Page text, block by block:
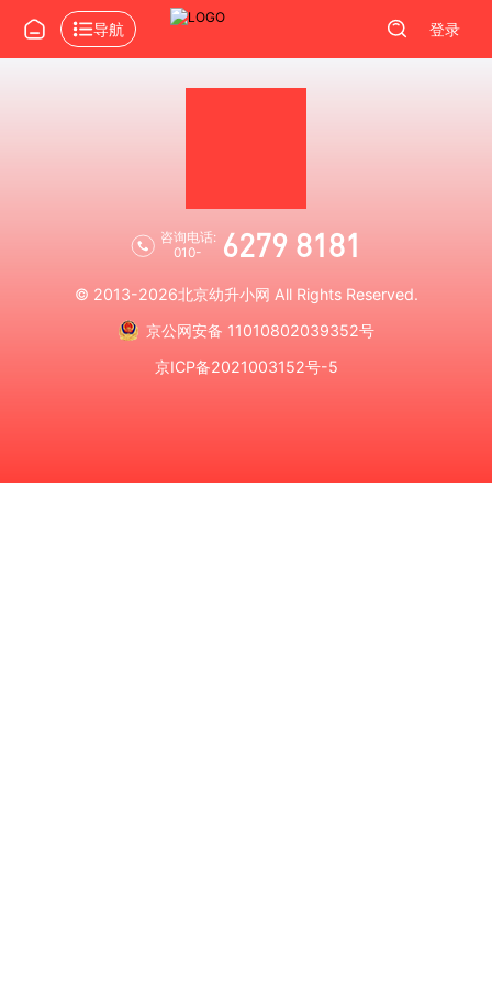
导航 登录
咨询电话:
010-
6279 8181
© 2013-2026北京幼升小网 All Rights Reserved.
京公网安备 11010802039352号
京ICP备2021003152号-5